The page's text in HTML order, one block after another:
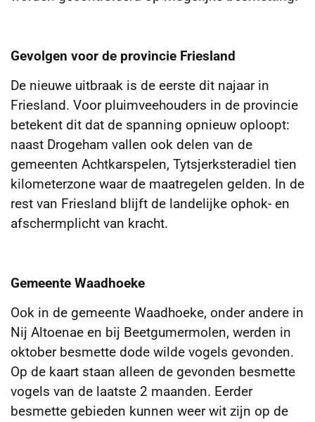
Gevolgen voor de provincie Friesland
De nieuwe uitbraak is de eerste dit najaar in
Friesland. Voor pluimveehouders in de provincie
betekent dit dat de spanning opnieuw oploopt:
naast Drogeham vallen ook delen van de
gemeenten Achtkarspelen, Tytsjerksteradiel tien
kilometerzone waar de maatregelen gelden. In de
rest van Friesland blijft de landelijke ophok- en
afschermplicht van kracht.
Gemeente Waadhoeke
Ook in de gemeente Waadhoeke, onder andere in
Nij Altoenae en bij Beetgumermolen, werden in
oktober besmette dode wilde vogels gevonden.
Op de kaart staan alleen de gevonden besmette
vogels van de laatste 2 maanden. Eerder
besmette gebieden kunnen weer wit zijn op de